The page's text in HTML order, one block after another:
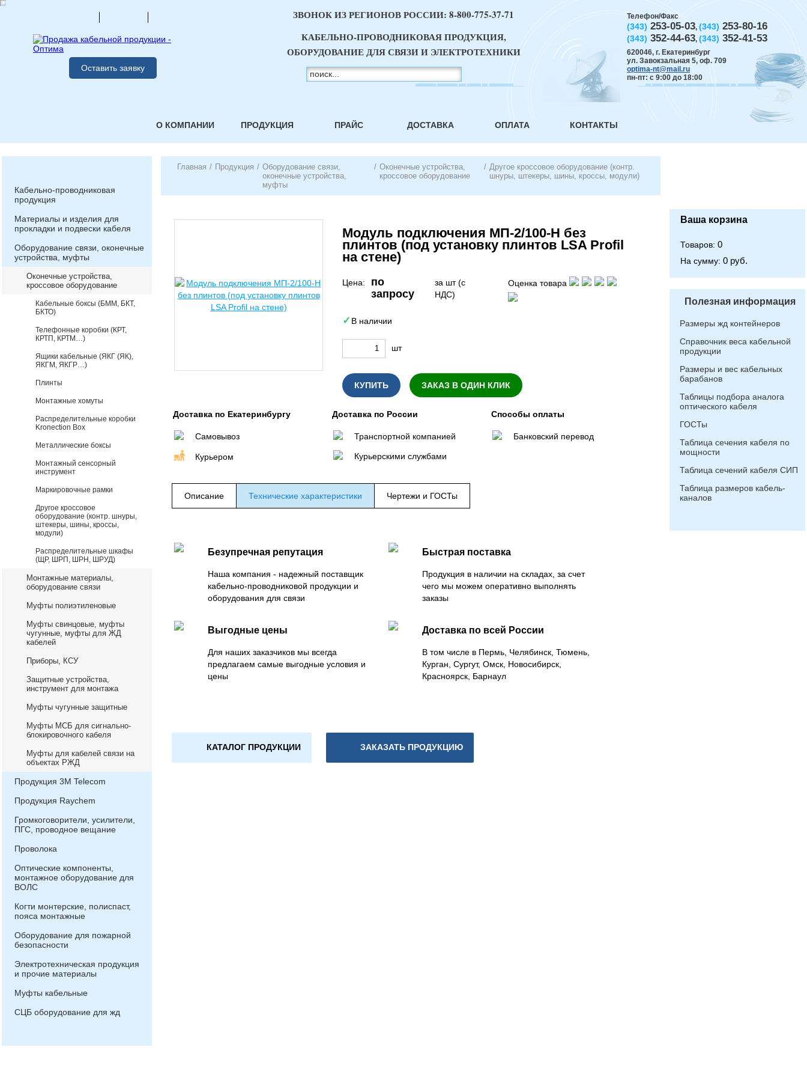
Оставить заявку
Телефон/Факс
(343) 253-05-03, (343) 253-80-16
(343) 352-44-63, (343) 352-41-53
620046, г. Екатеринбург
ул. Завокзальная 5, оф. 709
optima-nt@mail.ru
пн-пт: с 9:00 до 18:00
ЗВОНОК ИЗ РЕГИОНОВ РОССИИ: 8-800-775-37-71
КАБЕЛЬНО-ПРОВОДНИКОВАЯ ПРОДУКЦИЯ,
ОБОРУДОВАНИЕ ДЛЯ СВЯЗИ И ЭЛЕКТРОТЕХНИКИ
О КОМПАНИИ ПРОДУКЦИЯ ПРАЙС ДОСТАВКА ОПЛАТА КОНТАКТЫ
Кабельно-проводниковая
продукция
Материалы и изделия для
прокладки и подвески кабеля
Оборудование связи, оконечные
устройства, муфты
Оконечные устройства,
кроссовое оборудование
Кабельные боксы (БММ, БКТ,
БКТО)
Телефонные коробки (КРТ,
КРТП, КРТМ…)
Ящики кабельные (ЯКГ (ЯК),
ЯКГМ, ЯКГР…)
Плинты
Монтажные хомуты
Распределительные коробки
Kronection Box
Металлические боксы
Монтажный сенсорный
инструмент
Маркировочные рамки
Другое кроссовое
оборудование (контр. шнуры,
штекеры, шины, кроссы,
модули)
Распределительные шкафы
(ЩР, ШРП, ШРН, ШРУД)
Монтажные материалы,
оборудование связи
Муфты полиэтиленовые
Муфты свинцовые, муфты
чугунные, муфты для ЖД
кабелей
Приборы, КСУ
Защитные устройства,
инструмент для монтажа
Муфты чугунные защитные
Муфты МСБ для сигнально-
блокировочного кабеля
Муфты для кабелей связи на
объектах РЖД
Продукция 3М Telecom
Продукция Raychem
Громкоговорители, усилители,
ПГС, проводное вещание
Проволока
Оптические компоненты,
монтажное оборудование для
ВОЛС
Когти монтерские, полиспаст,
пояса монтажные
Оборудование для пожарной
безопасности
Электротехническая продукция
и прочие материалы
Муфты кабельные
СЦБ оборудование для жд
Главная / Продукция / Оборудование связи,
оконечные устройства,
муфты
/ Оконечные устройства,
кроссовое оборудование
/ Другое кроссовое оборудование (контр.
шнуры, штекеры, шины, кроссы, модули)
Модуль подключения МП-2/100-Н без
плинтов (под установку плинтов LSA Profil
на стене)
Цена:
по
запросу
за шт (с
НДС)
Оценка товара
В наличии
шт
КУПИТЬ ЗАКАЗ В ОДИН КЛИК
Доставка по Екатеринбургу
Самовывоз
Курьером
Доставка по России
Транспортной компанией
Курьерскими службами
Способы оплаты
Банковский перевод
Описание Технические характеристики Чертежи и ГОСТы
Безупречная репутация
Наша компания - надежный поставщик
кабельно-проводниковой продукции и
оборудования для связи
Быстрая поставка
Продукция в наличии на складах, за счет
чего мы можем оперативно выполнять
заказы
Выгодные цены
Для наших заказчиков мы всегда
предлагаем самые выгодные условия и
цены
Доставка по всей России
В том числе в Пермь, Челябинск, Тюмень,
Курган, Сургут, Омск, Новосибирск,
Красноярск, Барнаул
КАТАЛОГ ПРОДУКЦИИ ЗАКАЗАТЬ ПРОДУКЦИЮ
Ваша корзина
Товаров: 0
На сумму: 0 руб.
Полезная информация
Размеры жд контейнеров
Справочник веса кабельной
продукции
Размеры и вес кабельных
барабанов
Таблицы подбора аналога
оптического кабеля
ГОСТы
Таблица сечения кабеля по
мощности
Таблица сечений кабеля СИП
Таблица размеров кабель-
каналов